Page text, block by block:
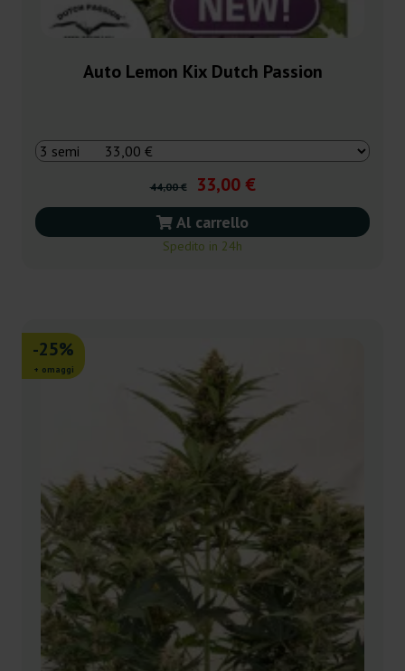
Auto Lemon Kix Dutch Passion
44,00 € 33,00 €
Al carrello
Spedito in 24h
-25%
+ omaggi